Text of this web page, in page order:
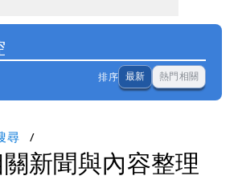
排序 最新 熱門相關
尋
新聞與內容整理